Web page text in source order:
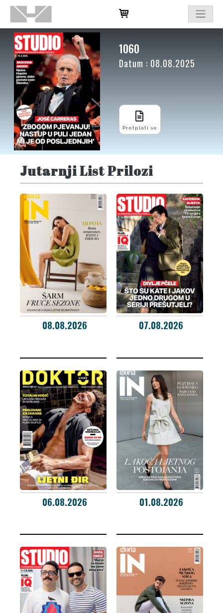
1060
Datum : 08.08.2025
Pretplati se
Jutarnji List Prilozi
08.08.2026 07.08.2026
06.08.2026 01.08.2026